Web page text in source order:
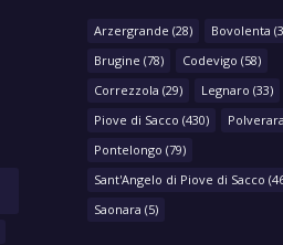
Arzergrande (28) Bovolenta
Brugine (78) Codevigo (58)
Correzzola (29) Legnaro (33)
Piove di Sacco (430) Polverara
Pontelongo (79)
Sant'Angelo di Piove di Sacco
Saonara (5)